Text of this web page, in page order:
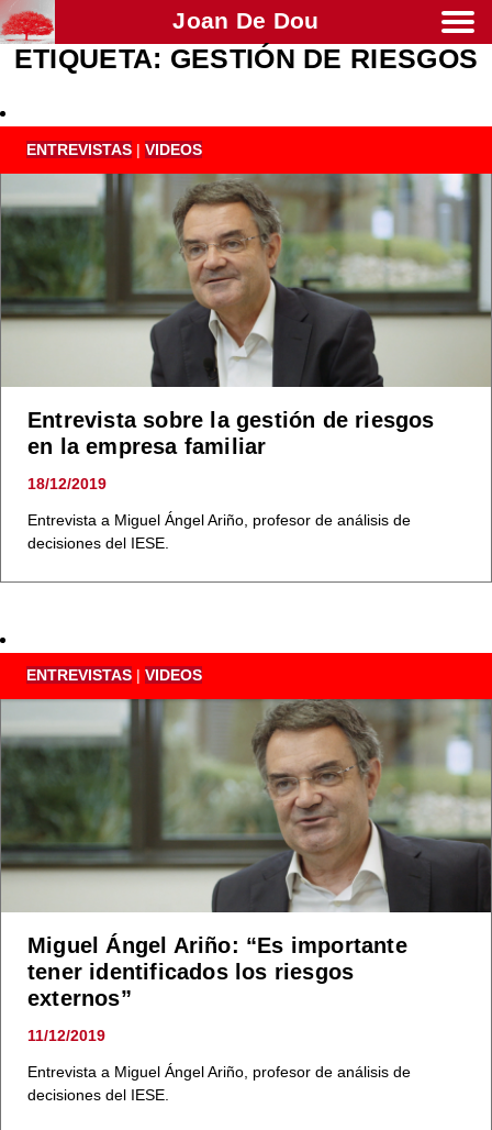
Joan De Dou
ETIQUETA: GESTIÓN DE RIESGOS
ENTREVISTAS | VIDEOS
Entrevista sobre la gestión de riesgos
en la empresa familiar
18/12/2019
Entrevista a Miguel Ángel Ariño, profesor de análisis de
decisiones del IESE.
ENTREVISTAS | VIDEOS
Miguel Ángel Ariño: “Es importante
tener identificados los riesgos
externos”
11/12/2019
Entrevista a Miguel Ángel Ariño, profesor de análisis de
decisiones del IESE.